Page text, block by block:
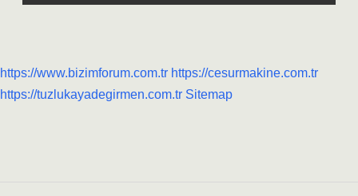
https://www.bizimforum.com.tr https://cesurmakine.com.tr
https://tuzlukayadegirmen.com.tr Sitemap